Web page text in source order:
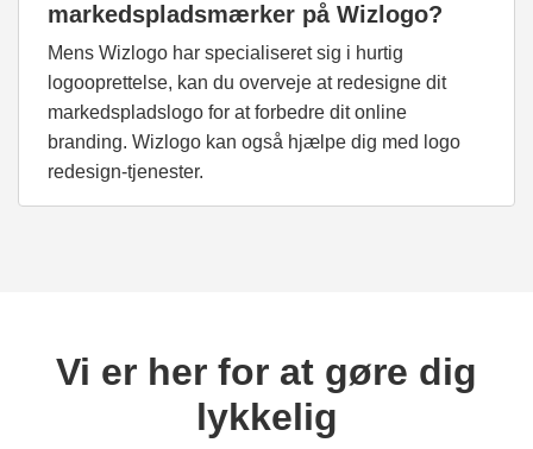
markedspladsmærker på Wizlogo?
Mens Wizlogo har specialiseret sig i hurtig
logooprettelse, kan du overveje at redesigne dit
markedspladslogo for at forbedre dit online
branding. Wizlogo kan også hjælpe dig med logo
redesign-tjenester.
Vi er her for at gøre dig
lykkelig